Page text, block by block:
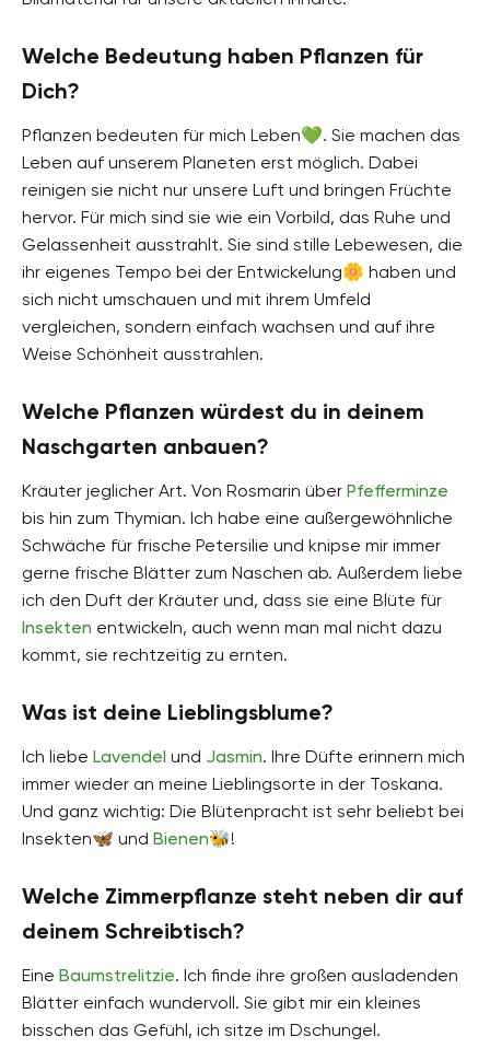
Welche Bedeutung haben Pflanzen für
Dich?
Pflanzen bedeuten für mich Leben💚. Sie machen das
Leben auf unserem Planeten erst möglich. Dabei
reinigen sie nicht nur unsere Luft und bringen Früchte
hervor. Für mich sind sie wie ein Vorbild, das Ruhe und
Gelassenheit ausstrahlt. Sie sind stille Lebewesen, die
ihr eigenes Tempo bei der Entwickelung🌼 haben und
sich nicht umschauen und mit ihrem Umfeld
vergleichen, sondern einfach wachsen und auf ihre
Weise Schönheit ausstrahlen.
Welche Pflanzen würdest du in deinem
Naschgarten anbauen?
Kräuter jeglicher Art. Von Rosmarin über Pfefferminze
bis hin zum Thymian. Ich habe eine außergewöhnliche
Schwäche für frische Petersilie und knipse mir immer
gerne frische Blätter zum Naschen ab. Außerdem liebe
ich den Duft der Kräuter und, dass sie eine Blüte für
Insekten entwickeln, auch wenn man mal nicht dazu
kommt, sie rechtzeitig zu ernten.
Was ist deine Lieblingsblume?
Ich liebe Lavendel und Jasmin. Ihre Düfte erinnern mich
immer wieder an meine Lieblingsorte in der Toskana.
Und ganz wichtig: Die Blütenpracht ist sehr beliebt bei
Insekten🦋 und Bienen🐝!
Welche Zimmerpflanze steht neben dir auf
deinem Schreibtisch?
Eine Baumstrelitzie. Ich finde ihre großen ausladenden
Blätter einfach wundervoll. Sie gibt mir ein kleines
bisschen das Gefühl, ich sitze im Dschungel.